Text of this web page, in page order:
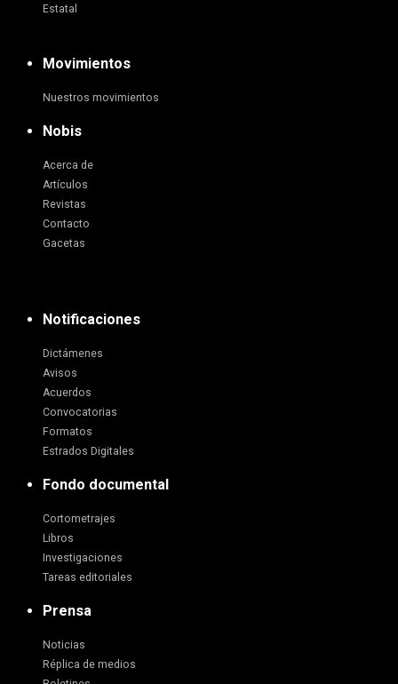
Estatal
Movimientos
Nuestros movimientos
Nobis
Acerca de
Artículos
Revistas
Contacto
Gacetas
Notificaciones
Dictámenes
Avisos
Acuerdos
Convocatorias
Formatos
Estrados Digitales
Fondo documental
Cortometrajes
Libros
Investigaciones
Tareas editoriales
Prensa
Noticias
Réplica de medios